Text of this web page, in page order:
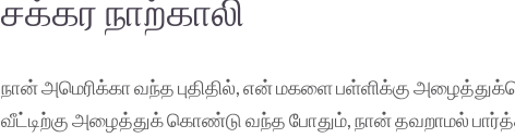
சக்கர நாற்காலி
நான் அமெரிக்கா வந்த புதிதில், என் மகளை பள்ளிக்கு
வீட்டிற்கு அழைத்துக் கொண்டு வந்த போதும், நான் தவறாமல்